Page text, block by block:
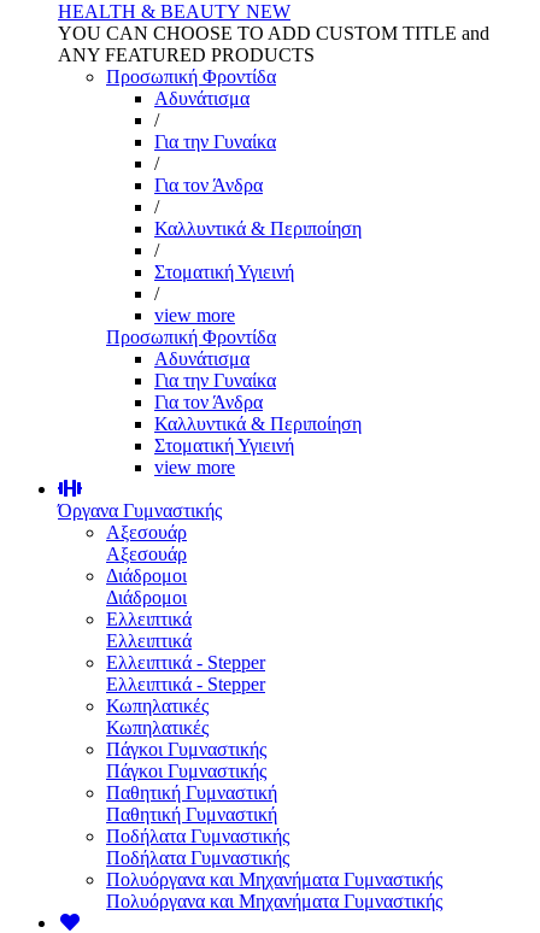
HEALTH & BEAUTY NEW
YOU CAN CHOOSE TO ADD CUSTOM TITLE and
ANY FEATURED PRODUCTS
Προσωπική Φροντίδα
Αδυνάτισμα
/
Για την Γυναίκα
/
Για τον Άνδρα
/
Καλλυντικά & Περιποίηση
/
Στοματική Υγιεινή
/
view more
Προσωπική Φροντίδα
Αδυνάτισμα
Για την Γυναίκα
Για τον Άνδρα
Καλλυντικά & Περιποίηση
Στοματική Υγιεινή
view more
Όργανα Γυμναστικής
Αξεσουάρ
Αξεσουάρ
Διάδρομοι
Διάδρομοι
Ελλειπτικά
Ελλειπτικά
Ελλειπτικά - Stepper
Ελλειπτικά - Stepper
Κωπηλατικές
Κωπηλατικές
Πάγκοι Γυμναστικής
Πάγκοι Γυμναστικής
Παθητική Γυμναστική
Παθητική Γυμναστική
Ποδήλατα Γυμναστικής
Ποδήλατα Γυμναστικής
Πολυόργανα και Μηχανήματα Γυμναστικής
Πολυόργανα και Μηχανήματα Γυμναστικής